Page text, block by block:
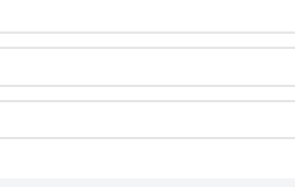
Tarjeta de crédito